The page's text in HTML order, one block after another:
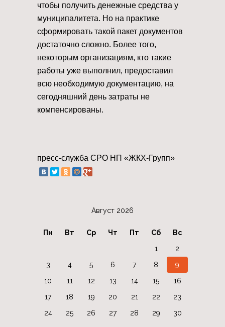
чтобы получить денежные средства у
муниципалитета. Но на практике
сформировать такой пакет документов
достаточно сложно. Более того,
некоторым организациям, кто такие
работы уже выполнил, предоставил
всю необходимую документацию, на
сегодняшний день затраты не
компенсированы.
пресс-служба СРО НП «ЖКХ-Групп»
Август 2026
Пн Вт Ср Чт Пт Сб
Вс
1
2
3
4 5 6 7 8
9
10
11 12 13 14 15
16
17
18 19 20 21 22
23
24
25 26 27 28 29
30